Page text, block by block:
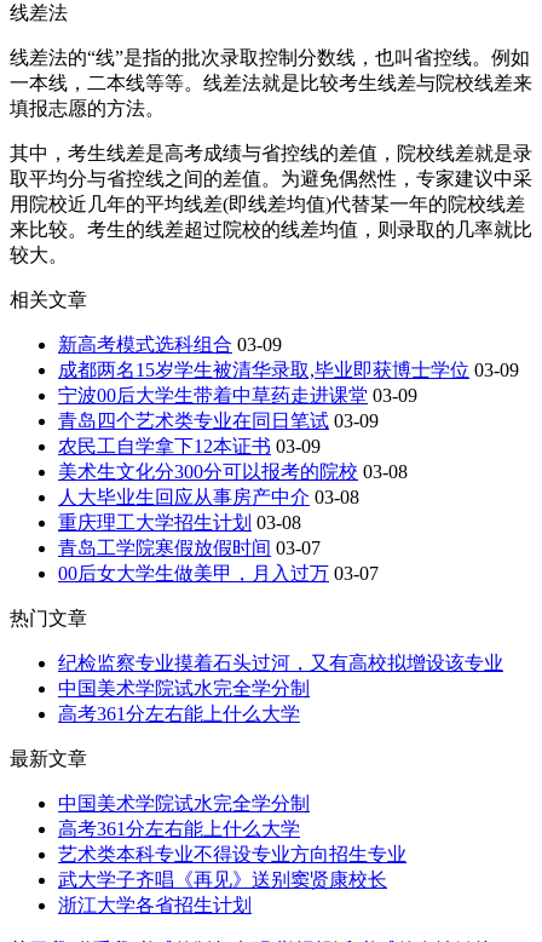
线差法
线差法的“线”是指的批次录取控制分数线，也叫省控线。例如
一本线，二本线等等。线差法就是比较考生线差与院校线差来
填报志愿的方法。
其中，考生线差是高考成绩与省控线的差值，院校线差就是录
取平均分与省控线之间的差值。为避免偶然性，专家建议中采
用院校近几年的平均线差(即线差均值)代替某一年的院校线差
来比较。考生的线差超过院校的线差均值，则录取的几率就比
较大。
相关文章
新高考模式选科组合 03-09
成都两名15岁学生被清华录取,毕业即获博士学位 03-09
宁波00后大学生带着中草药走进课堂 03-09
青岛四个艺术类专业在同日笔试 03-09
农民工自学拿下12本证书 03-09
美术生文化分300分可以报考的院校 03-08
人大毕业生回应从事房产中介 03-08
重庆理工大学招生计划 03-08
青岛工学院寒假放假时间 03-07
00后女大学生做美甲，月入过万 03-07
热门文章
纪检监察专业摸着石头过河，又有高校拟增设该专业
中国美术学院试水完全学分制
高考361分左右能上什么大学
最新文章
中国美术学院试水完全学分制
高考361分左右能上什么大学
艺术类本科专业不得设专业方向招生专业
武大学子齐唱《再见》送别窦贤康校长
浙江大学各省招生计划